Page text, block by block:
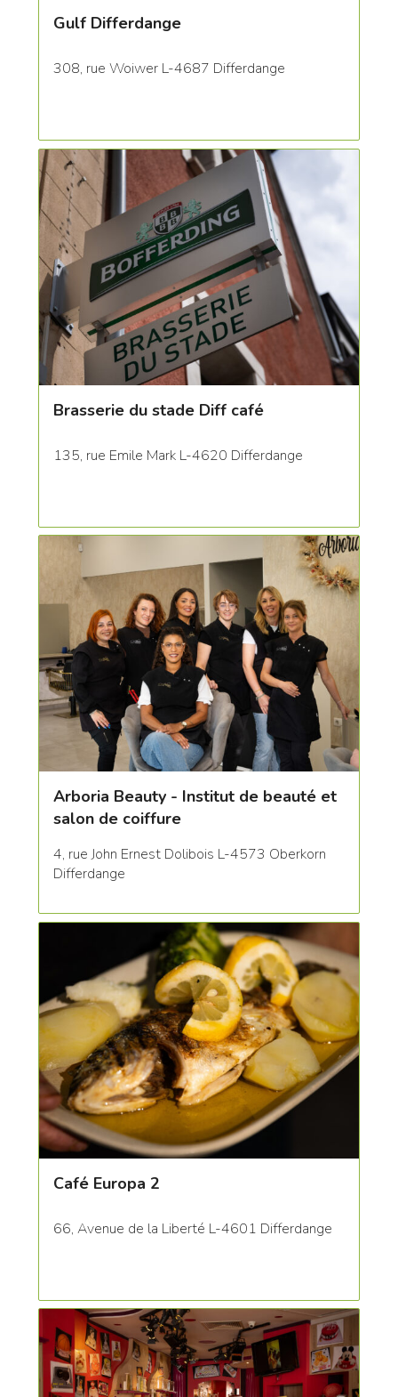
Gulf Differdange
308, rue Woiwer L-4687 Differdange
Brasserie du stade Diff café
135, rue Emile Mark L-4620 Differdange
Arboria Beauty - Institut de beauté et
salon de coiffure
4, rue John Ernest Dolibois L-4573 Oberkorn
Differdange
Café Europa 2
66, Avenue de la Liberté L-4601 Differdange